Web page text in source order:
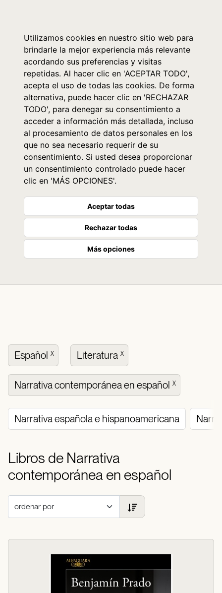
Utilizamos cookies en nuestro sitio web para
brindarle la mejor experiencia más relevante
acordando sus preferencias y visitas
repetidas. Al hacer clic en 'ACEPTAR TODO',
acepta el uso de todas las cookies. De forma
alternativa, puede hacer clic en 'RECHAZAR
TODO', para denegar su consentimiento a
acceder a información más detallada, incluso
al procesamiento de datos personales en los
que no sea necesario requerir de su
consentimiento. Si usted desea proporcionar
un consentimiento controlado puede hacer
clic en 'MÁS OPCIONES'.
Aceptar todas
Rechazar todas
Más opciones
Español X Literatura X
Narrativa contemporánea en español X
Narrativa española e hispanoamericana
Libros de Narrativa
contemporánea en español